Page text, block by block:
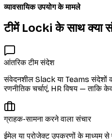
व्यावसायिक उपयोग के मामले
टीमें Locki के साथ क्या
आंतरिक टीम संदेश
संवेदनशील Slack या Teams संदेशों
रणनीतिक चर्चाएं, HR विषय — ताकि
ग्राहक-सामना करने वाला संचार
ईमेल या प्रोजेक्ट उपकरणों के माध्यम से